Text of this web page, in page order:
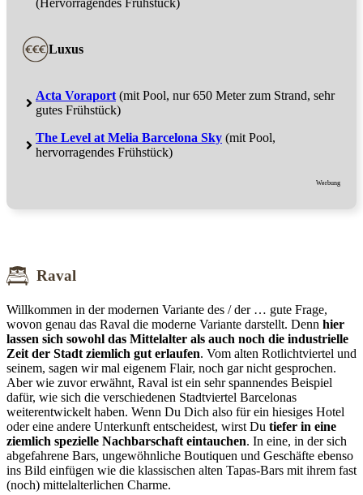
Luxus
Acta Voraport (mit Pool, nur 650 Meter zum Strand, sehr
gutes Frühstück)
The Level at Melia Barcelona Sky (mit Pool,
hervorragendes Frühstück)
Werbung
Raval
Willkommen in der modernen Variante des / der … gute Frage,
wovon genau das Raval die moderne Variante darstellt. Denn hier
lassen sich sowohl das Mittelalter als auch noch die industrielle
Zeit der Stadt ziemlich gut erlaufen. Vom alten Rotlichtviertel und
seinem, sagen wir mal eigenem Flair, noch gar nicht gesprochen.
Aber wie zuvor erwähnt, Raval ist ein sehr spannendes Beispiel
dafür, wie sich die verschiedenen Stadtviertel Barcelonas
weiterentwickelt haben. Wenn Du Dich also für ein hiesiges Hotel
oder eine andere Unterkunft entscheidest, wirst Du tiefer in eine
ziemlich spezielle Nachbarschaft eintauchen. In eine, in der sich
abgefahrene Bars, ungewöhnliche Boutiquen und Geschäfte ebenso
ins Bild einfügen wie die klassischen alten Tapas-Bars mit ihrem fast
(noch) mittelalterlichen Charme.